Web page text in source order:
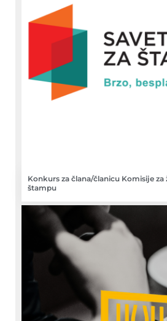
Konkurs za člana/članicu Komisije za
štampu